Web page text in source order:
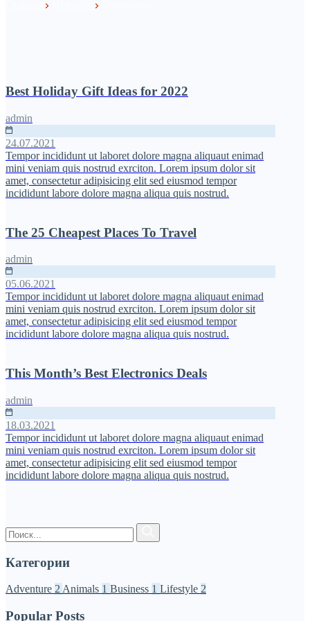
Best Holiday Gift Ideas for 2022
admin
24.07.2021
Tempor incididunt ut laboret dolore magna aliquaut enimad
mini veniam quis nostrud exrciton. Lorem ipsum dolor sit
amet, consectetur adipisicing elit sed eiusmod tempor
incididunt labore dolore magna aliqua quis nostrud.
The 25 Cheapest Places To Travel
admin
05.06.2021
Tempor incididunt ut laboret dolore magna aliquaut enimad
mini veniam quis nostrud exrciton. Lorem ipsum dolor sit
amet, consectetur adipisicing elit sed eiusmod tempor
incididunt labore dolore magna aliqua quis nostrud.
This Month’s Best Electronics Deals
admin
18.03.2021
Tempor incididunt ut laboret dolore magna aliquaut enimad
mini veniam quis nostrud exrciton. Lorem ipsum dolor sit
amet, consectetur adipisicing elit sed eiusmod tempor
incididunt labore dolore magna aliqua quis nostrud.
Категории
Adventure 2 Animals 1 Business 1 Lifestyle 2
Popular Posts